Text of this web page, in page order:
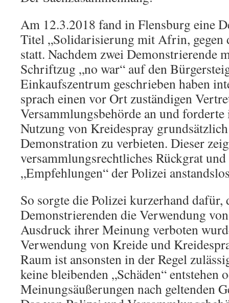
Am 12.3.2018 fand in Flensburg eine
Titel „Solidarisierung mit Afrin, gegen
statt. Nachdem zwei Demonstrierende
Schriftzug „no war“ auf den
Einkaufszentrum geschrieben haben
sprach einen vor Ort zuständigen
Versammlungsbehörde an und
Nutzung von Kreidespray
Demonstration zu verbieten. Dieser
versammlungsrechtliches Rückgrat
„Empfehlungen“ der Polizei
So sorgte die Polizei kurzerhand dafür,
Demonstrierenden die Verwendung
Ausdruck ihrer Meinung verboten
Verwendung von Kreide und
Raum ist ansonsten in der Regel
keine bleibenden „Schäden“ entstehen
Meinungsäußerungen nach geltenden